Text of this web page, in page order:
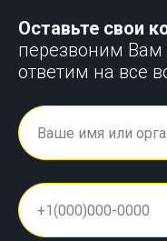
Оставьте свои
перезвоним Вам
ответим на все